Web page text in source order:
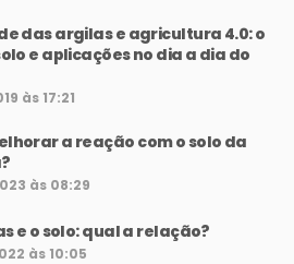
das argilas e agricultura 4.0: o
e aplicações no dia a dia do
às 17:21
a reação com o solo da
às 08:29
e o solo: qual a relação?
às 10:05